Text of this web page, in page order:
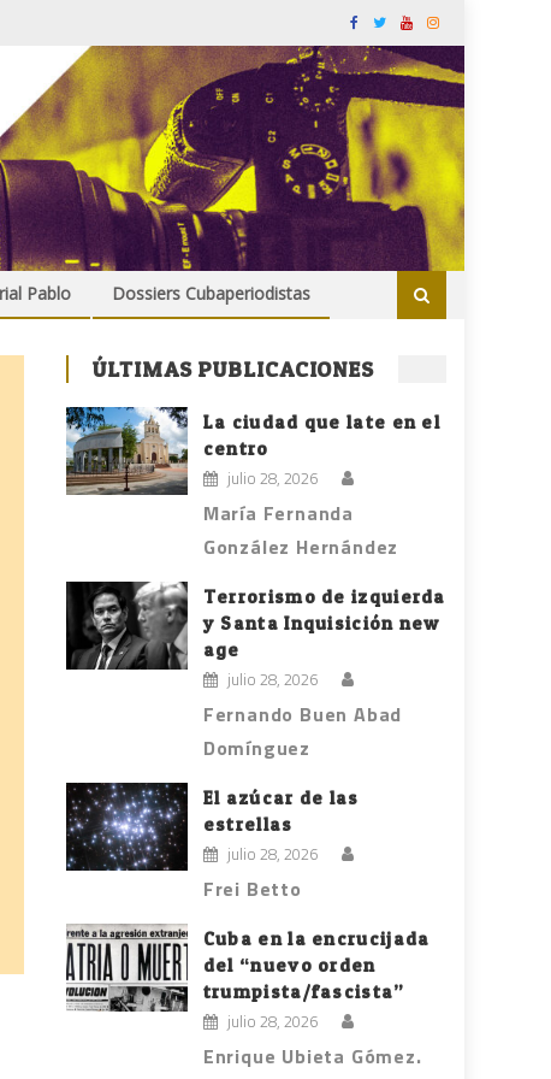
Pablo Dossiers Cubaperiodistas
ÚLTIMAS PUBLICACIONES
La ciudad que late en el
centro
julio 28, 2026
María Fernanda
González Hernández
Terrorismo de izquierda
y Santa Inquisición new
age
julio 28, 2026
Fernando Buen Abad
Domínguez
El azúcar de las
estrellas
julio 28, 2026
Frei Betto
Cuba en la encrucijada
del “nuevo orden
trumpista/fascista”
julio 28, 2026
Enrique Ubieta Gómez.